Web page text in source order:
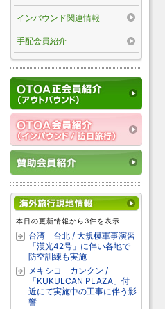
インバウンド関連情報
手配会員紹介
本日の更新情報から3件を表示
台湾 台北 / 大規模軍事演習
「漢光42号」に伴い各地で
防空訓練も実施
メキシコ カンクン /
「KUKULCAN PLAZA」付
近にて実施中の工事に伴う影
響